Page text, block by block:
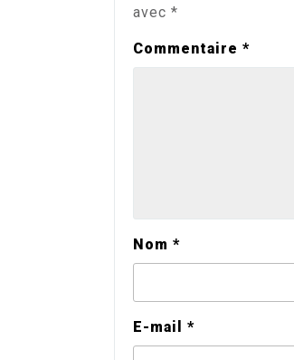
avec *
Commentaire *
Nom *
E-mail *